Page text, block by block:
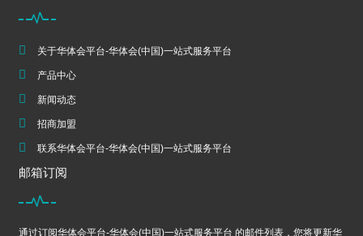
关于华体会平台-华体会(中国)一站式服务平台
产品中心
新闻动态
招商加盟
联系华体会平台-华体会(中国)一站式服务平台
邮箱订阅
通过订阅华体会平台-华体会(中国)一站式服务平台 的邮件列表，您将更新华